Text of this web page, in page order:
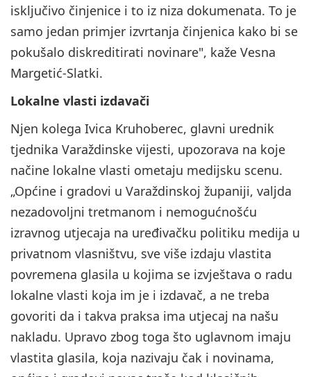
isključivo činjenice i to iz niza dokumenata. To je
samo jedan primjer izvrtanja činjenica kako bi se
pokušalo diskreditirati novinare", kaže Vesna
Margetić-Slatki.
Lokalne vlasti izdavači
Njen kolega Ivica Kruhoberec, glavni urednik
tjednika Varaždinske vijesti, upozorava na koje
načine lokalne vlasti ometaju medijsku scenu.
„Općine i gradovi u Varaždinskoj županiji, valjda
nezadovoljni tretmanom i nemogućnošću
izravnog utjecaja na uređivačku politiku medija u
privatnom vlasništvu, sve više izdaju vlastita
povremena glasila u kojima se izvještava o radu
lokalne vlasti koja im je i izdavač, a ne treba
govoriti da i takva praksa ima utjecaj na našu
nakladu. Upravo zbog toga što uglavnom imaju
vlastita glasila, koja nazivaju čak i novinama,